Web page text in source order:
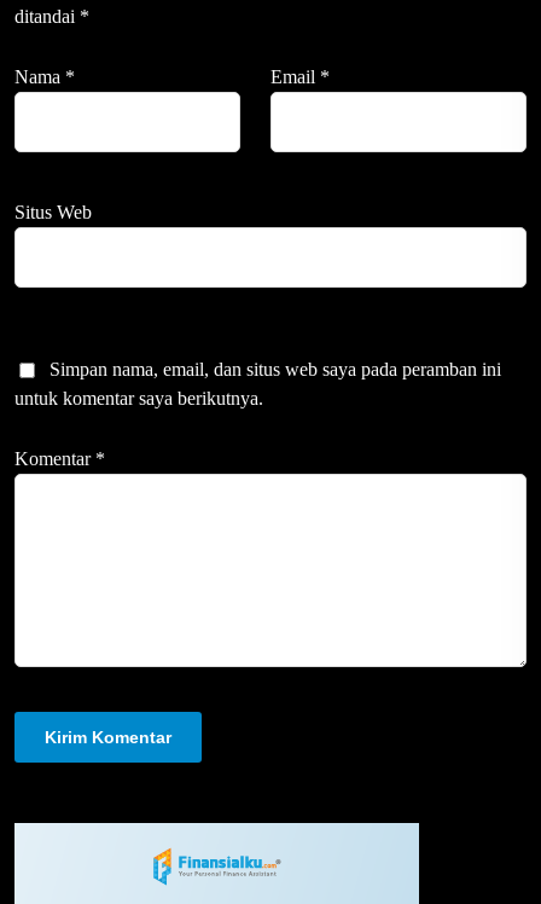
ditandai *
Nama * Email *
Situs Web
Simpan nama, email, dan situs web saya pada peramban ini
untuk komentar saya berikutnya.
Komentar *